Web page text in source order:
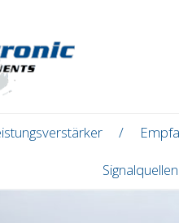
Signalquellen